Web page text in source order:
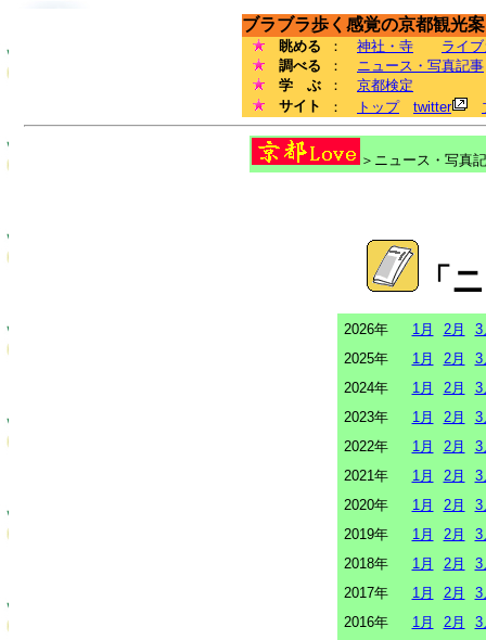
ブラブラ歩く感覚の京都観光
眺める ： 神社・寺
ライ
調べる
： ニュース・写真記事
学 ぶ
： 京都検定
サイト
： トップ twitter
＞ニュース・写真
「
2026年 1月 2月
3
2025年
1月 2月
3
2024年
1月 2月
3
2023年
1月 2月
3
2022年
1月 2月
3
2021年
1月 2月
3
2020年
1月 2月
3
2019年
1月 2月
3
2018年
1月 2月
3
2017年
1月 2月
3
2016年
1月 2月
3